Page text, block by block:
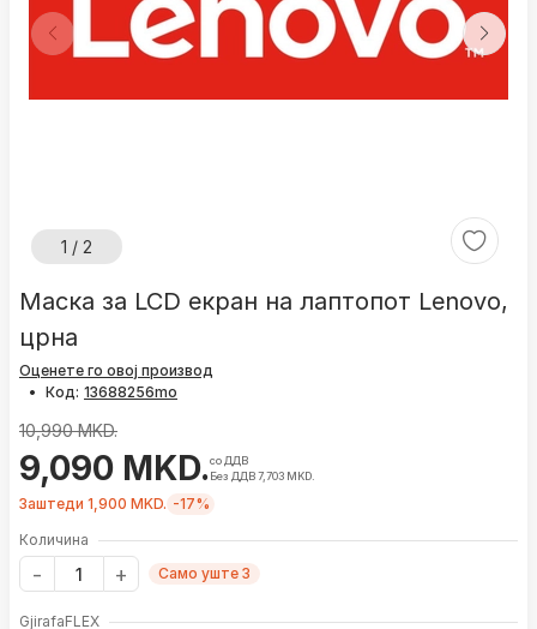
1 / 2
Маска за LCD екран на лаптопот Lenovo,
црна
Оценете го овој производ
• Код:
10,990 MKD.
9,090 MKD.со ДДВ
Без ДДВ 7,703 MKD.
Заштеди 1,900 MKD. -17%
Количина
Само уште 3
GjirafaFLEX